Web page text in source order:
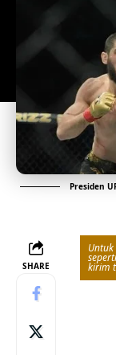
Presiden
SHARE kirim